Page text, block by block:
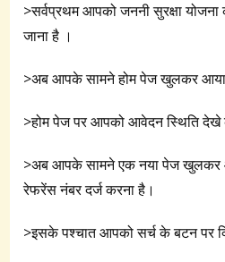
>सर्वप्रथम आपको जननी सुरक्षा
जाना है ।
>अब आपके सामने होम पेज खुलकर आया
>होम पेज पर आपको आवेदन स्थिति
>अब आपके सामने एक नया पेज खुलकर
रेफरेंस नंबर दर्ज करना है।
>इसके पश्चात आपको सर्च के बटन पर